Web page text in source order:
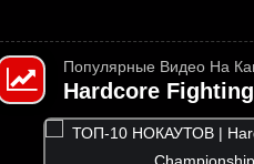
Популярные Видео На
Hardcore